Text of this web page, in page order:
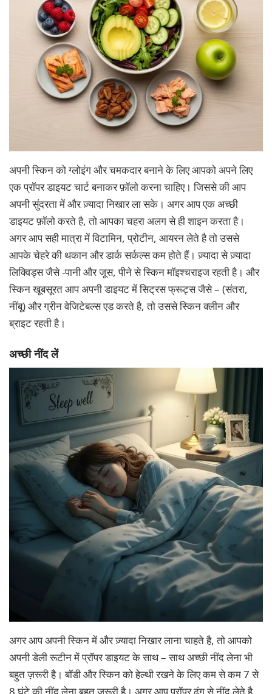
अपनी स्किन को ग्लोइंग और चमकदार बनाने के लिए आपको अपने लिए
एक प्रॉपर डाइयट चार्ट बनाकर फ़ॉलो करना चाहिए। जिससे की आप
अपनी सुंदरता में और ज़्यादा निखार ला सके। अगर आप एक अच्छी
डाइयट फ़ॉलो करते है, तो आपका चहरा अलग से ही शाइन करता है।
अगर आप सही मात्रा में विटामिन, प्रोटीन, आयरन लेते है तो उससे
आपके चेहरे की थकान और डार्क सर्कल्स कम होते हैं। ज़्यादा से ज़्यादा
लिक्विड्स जैसे -पानी और जूस, पीने से स्किन मॉइश्चराइज रहती है। और
स्किन खूबसूरत आप अपनी डाइयट में सिट्रस फ्रूट्स जैसे – (संतरा,
नींबू) और ग्रीन वेजिटेबल्स एड करते है, तो उससे स्किन क्लीन और
ब्राइट रहती है।
अच्छी नींद लें
अगर आप अपनी स्किन में और ज़्यादा निखार लाना चाहते है, तो आपको
अपनी डेली रूटीन में प्रॉपर डाइयट के साथ – साथ अच्छी नींद लेना भी
बहुत ज़रूरी है। बॉडी और स्किन को हेल्थी रखने के लिए कम से कम 7 से